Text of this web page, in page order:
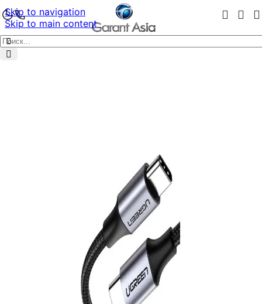
Skip to navigation
Skip to main content